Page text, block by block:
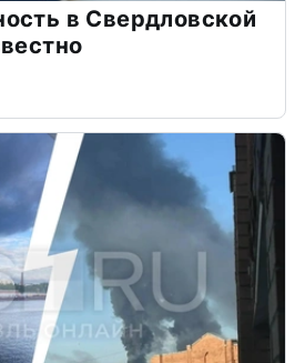
в Свердловской